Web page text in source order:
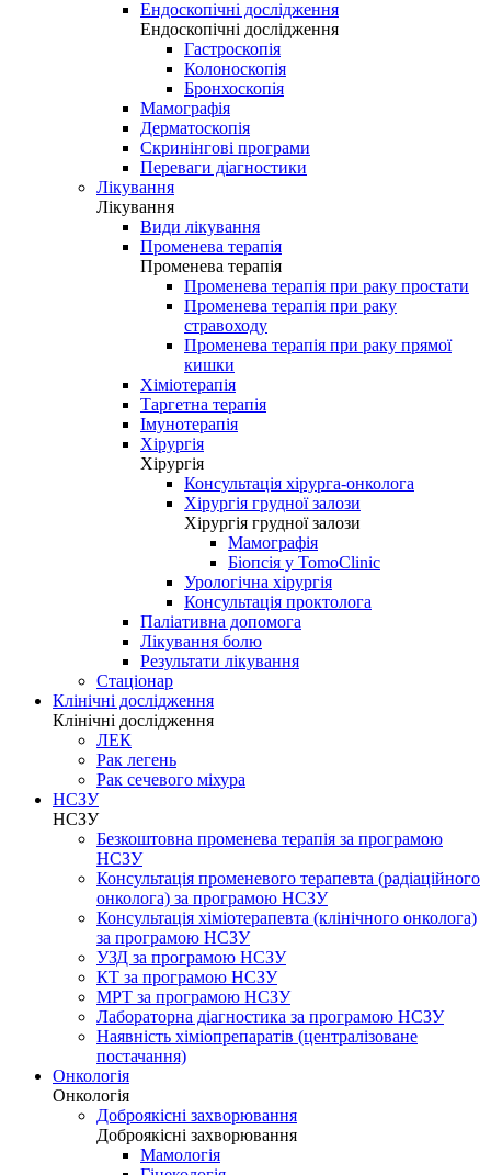
Ендоскопічні дослідження
Ендоскопічні дослідження
Гастроскопія
Колоноскопія
Бронхоскопія
Мамографія
Дерматоскопія
Скринінгові програми
Переваги діагностики
Лікування
Лікування
Види лікування
Променева терапія
Променева терапія
Променева терапія при раку простати
Променева терапія при раку
стравоходу
Променева терапія при раку прямої
кишки
Хіміотерапія
Таргетна терапія
Імунотерапія
Хірургія
Хірургія
Консультація хірурга-онколога
Хірургія грудної залози
Хірургія грудної залози
Мамографія
Біопсія у TomoClinic
Урологічна хірургія
Консультація проктолога
Паліативна допомога
Лікування болю
Результати лікування
Стаціонар
Клінічні дослідження
Клінічні дослідження
ЛЕК
Рак легень
Рак сечевого міхура
НСЗУ
НСЗУ
Безкоштовна променева терапія за програмою
НСЗУ
Консультація променевого терапевта (радіаційного
онколога) за програмою НСЗУ
Консультація хіміотерапевта (клінічного онколога)
за програмою НСЗУ
УЗД за програмою НСЗУ
КТ за програмою НСЗУ
МРТ за програмою НСЗУ
Лабораторна діагностика за програмою НСЗУ
Наявність хіміопрепаратів (централізоване
постачання)
Онкологія
Онкологія
Доброякісні захворювання
Доброякісні захворювання
Мамологія